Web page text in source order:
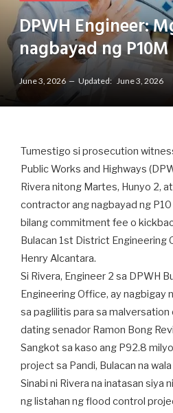
DPWH Engineer:
nagbayad ng
June 3, 2026 Updated: June 3, 2026
Tumestigo si prosecution
Public Works and Highways
Rivera nitong Martes, Hunyo 2,
contractor ang nagbayad ng
bilang commitment fee o
Bulacan 1st District
Henry Alcantara.
Si Rivera, Engineer 2 sa DPWH
Engineering Office, ay nagbigay
sa paglilitis para sa malversation
dating senador Ramon Bong
Sangkot sa kaso ang P92.8
project sa Pandi, Bulacan na
Sinabi ni Rivera na inatasan siya
ng listahan ng flood control